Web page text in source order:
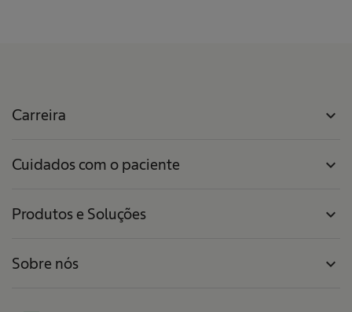
Carreira expand_more
Cuidados com o paciente expand_more
Produtos e Soluções expand_more
Sobre nós expand_more